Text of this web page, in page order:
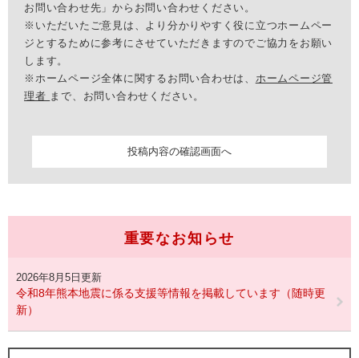
お問い合わせ先」からお問い合わせください。
※いただいたご意見は、より分かりやすく役に立つホームペー
ジとするために参考にさせていただきますのでご協力をお願い
します。
※ホームページ全体に関するお問い合わせは、 ホームページ管
理者 まで、お問い合わせください。
重要なお知らせ
2026年8月5日更新
令和8年熊本地震に係る支援等情報を掲載しています（随時更
新）